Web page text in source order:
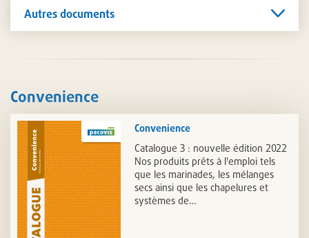
Autres documents
Convenience
Convenience
Catalogue 3 : nouvelle édition 2022
Nos produits prêts à l'emploi tels
que les marinades, les mélanges
secs ainsi que les chapelures et
systèmes de…